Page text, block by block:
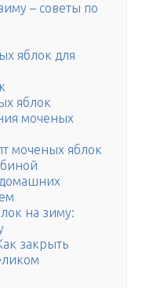
– советы по
яблок для
яблок
моченых
моченых яблок
на зиму:
закрыть